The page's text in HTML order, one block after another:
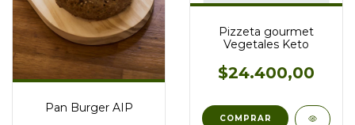
Pan Burger AIP
Pizzeta gourmet
Vegetales Keto
$24.400,00